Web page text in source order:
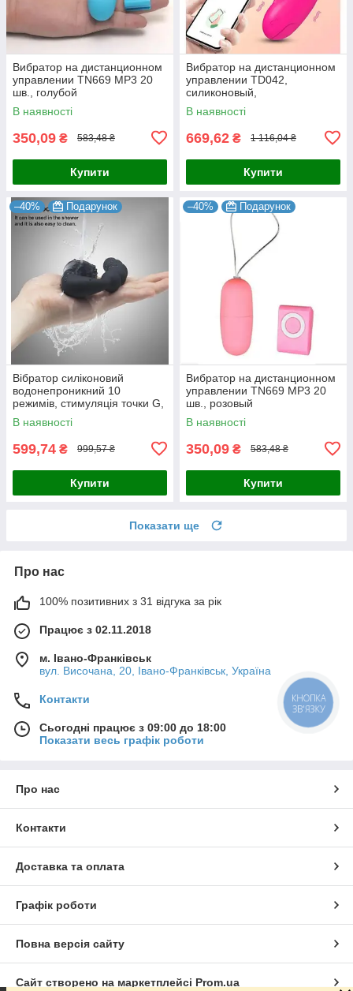
Вибратор на дистанционном
управлении TN669 MP3 20
шв., голубой
В наявності
350,09 ₴ 583,48 ₴
Купити
Вибратор на дистанционном
управлении TD042,
силиконовый,
водонепроницаемый,
фиолетовый
В наявності
669,62 ₴ 1 116,04 ₴
Купити
–40% Подарунок
Вібратор силіконовий
водонепроникний 10
режимів, стимуляція точки G,
чорний
В наявності
599,74 ₴ 999,57 ₴
Купити
–40% Подарунок
Вибратор на дистанционном
управлении TN669 MP3 20
шв., розовый
В наявності
350,09 ₴ 583,48 ₴
Купити
Показати ще
Про нас
100% позитивних з 31 відгука за рік
Працює з 02.11.2018
м. Івано-Франківськ
вул. Височана, 20, Івано-Франківськ, Україна
Контакти
Сьогодні працює з 09:00 до 18:00
Показати весь графік роботи
Про нас
Контакти
Доставка та оплата
Графік роботи
Повна версія сайту
Сайт створено на маркетплейсі Prom.ua
КНОПКА
ЗВ'ЯЗКУ